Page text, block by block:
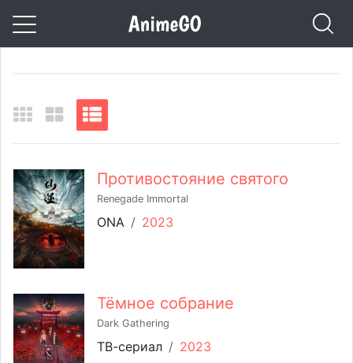
Противостояние святого
Renegade Immortal
ONA / 2023
Тёмное собрание
Dark Gathering
ТВ-сериал / 2023